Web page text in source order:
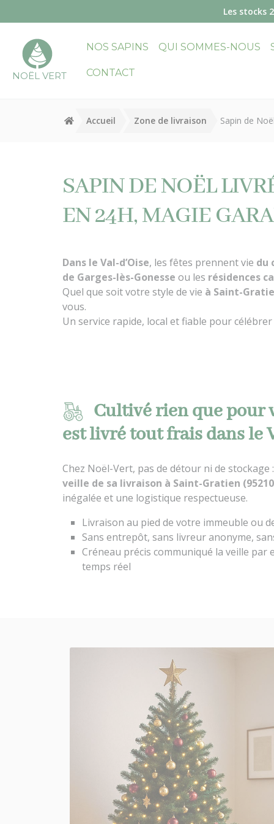
Les stocks
NOËL VERT
NOS SAPINS QUI SOMMES-NOUS
CONTACT
Accueil Zone de livraison Sapin de
SAPIN DE NOËL
EN 24H, MAGIE
Dans le Val-d’Oise, les fêtes prennent vie du
de Garges-lès-Gonesse ou les résidences
Quel que soit votre style de vie à Saint-
vous.
Un service rapide, local et fiable pour
Cultivé rien que pour
est livré tout frais dans le
Chez Noël-Vert, pas de détour ni de
veille de sa livraison à Saint-Gratien
inégalée et une logistique respectueuse.
Livraison au pied de votre immeuble ou
Sans entrepôt, sans livreur anonyme,
Créneau précis communiqué la veille par
temps réel